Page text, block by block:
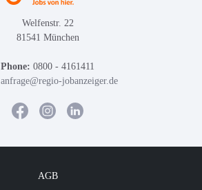
Welfenstr. 22
81541 München
Phone: 0800 - 4161411
anfrage@regio-jobanzeiger.de
AGB